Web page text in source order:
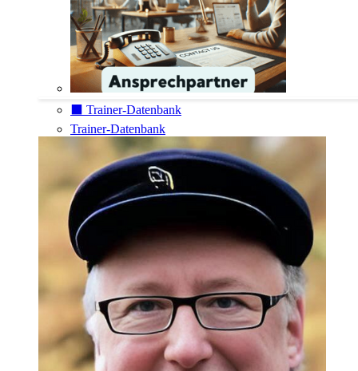
⬛️ Trainer-Datenbank
Trainer-Datenbank